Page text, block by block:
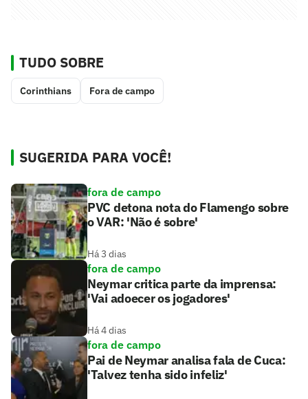
TUDO SOBRE
Corinthians Fora de campo
SUGERIDA PARA VOCÊ!
fora de campo
PVC detona nota do Flamengo sobre
o VAR: 'Não é sobre'
Há 3 dias
fora de campo
Neymar critica parte da imprensa:
'Vai adoecer os jogadores'
Há 4 dias
fora de campo
Pai de Neymar analisa fala de Cuca:
'Talvez tenha sido infeliz'